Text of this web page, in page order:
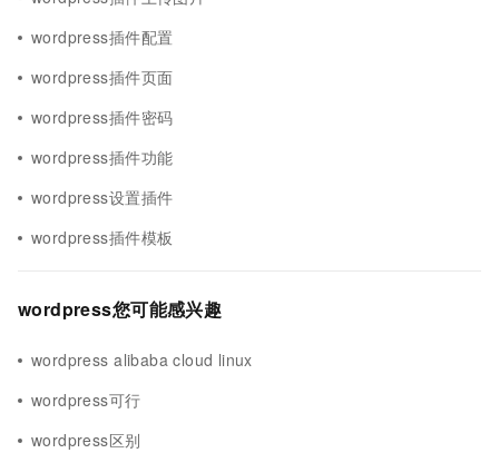
wordpress插件配置
wordpress插件页面
wordpress插件密码
wordpress插件功能
wordpress设置插件
wordpress插件模板
wordpress您可能感兴趣
wordpress alibaba cloud linux
wordpress可行
wordpress区别